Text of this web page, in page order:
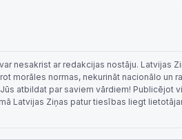
nesakrist ar redakcijas nostāju. Latvijas
morāles normas, nekurināt nacionālo un
atbildat par saviem vārdiem! Publicējot
Latvijas Ziņas patur tiesības liegt